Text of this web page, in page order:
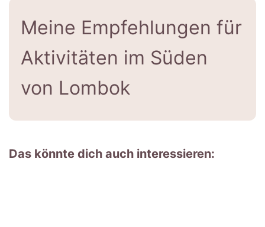
Meine Empfehlungen für
Aktivitäten im Süden
von Lombok
Das könnte dich auch interessieren: